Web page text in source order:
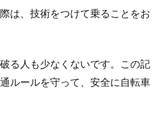
は、技術をつけて乗ることをお
る人も少なくないです。この記
ルールを守って、安全に自転車